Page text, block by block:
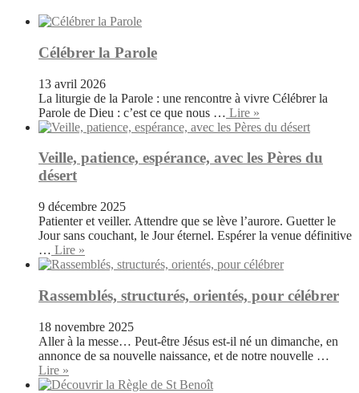
Célébrer la Parole
13 avril 2026
La liturgie de la Parole : une rencontre à vivre Célébrer la
Parole de Dieu : c’est ce que nous … Lire »
Veille, patience, espérance, avec les Pères du
désert
9 décembre 2025
Patienter et veiller. Attendre que se lève l’aurore. Guetter le
Jour sans couchant, le Jour éternel. Espérer la venue définitive
… Lire »
Rassemblés, structurés, orientés, pour célébrer
18 novembre 2025
Aller à la messe… Peut-être Jésus est-il né un dimanche, en
annonce de sa nouvelle naissance, et de notre nouvelle …
Lire »